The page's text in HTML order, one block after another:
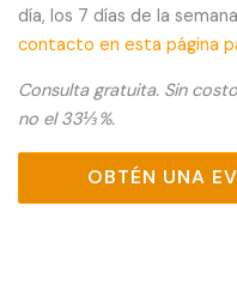
día, los 7 días de la
contacto en esta página
Consulta gratuita. Sin
no el 33⅓%.
OBTÉN UNA